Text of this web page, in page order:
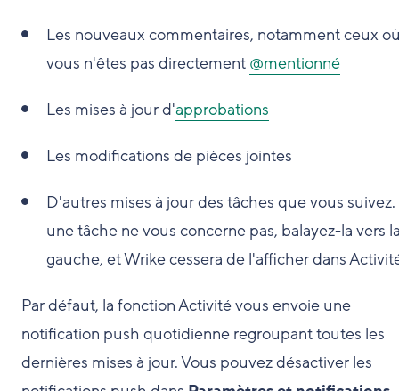
Les nouveaux commentaires, notamment ceux
vous n'êtes pas directement @mentionné
Les mises à jour d'approbations
Les modifications de pièces jointes
D'autres mises à jour des tâches que vous suivez.
une tâche ne vous concerne pas, balayez-la vers
gauche, et Wrike cessera de l'afficher dans
Par défaut, la fonction Activité vous envoie une
notification push quotidienne regroupant toutes les
dernières mises à jour. Vous pouvez désactiver les